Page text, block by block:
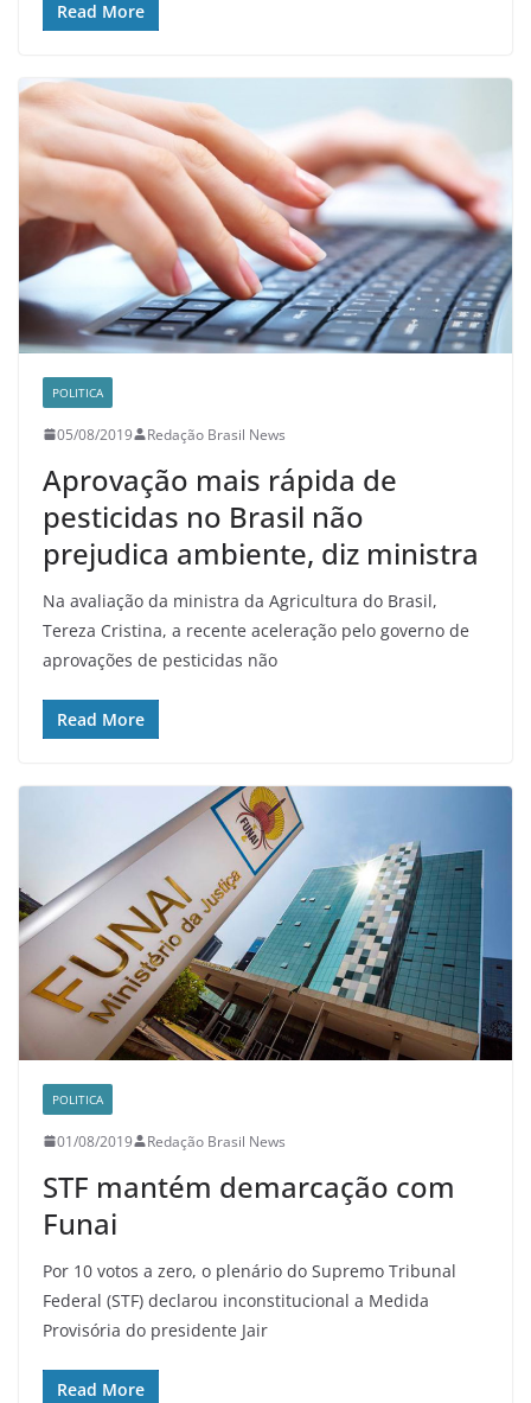
Read More
POLITICA
05/08/2019 Redação Brasil News
Aprovação mais rápida de
pesticidas no Brasil não
prejudica ambiente, diz ministra
Na avaliação da ministra da Agricultura do Brasil,
Tereza Cristina, a recente aceleração pelo governo de
aprovações de pesticidas não
Read More
POLITICA
01/08/2019 Redação Brasil News
STF mantém demarcação com
Funai
Por 10 votos a zero, o plenário do Supremo Tribunal
Federal (STF) declarou inconstitucional a Medida
Provisória do presidente Jair
Read More